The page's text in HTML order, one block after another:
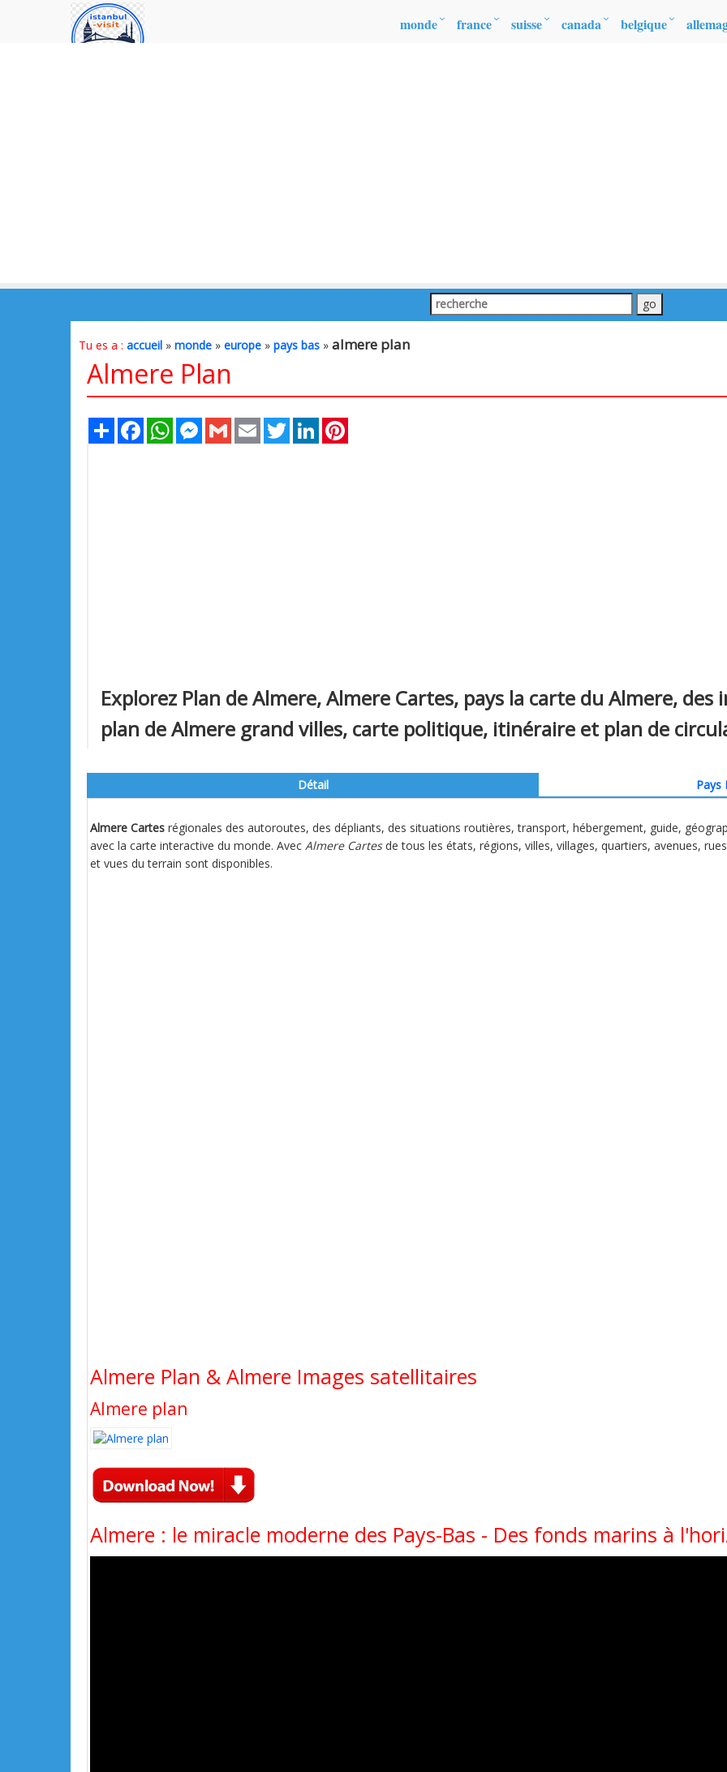
monde france suisse canada belgique
Tu es a : accueil » monde » europe » pays bas » almere plan
Almere Plan
Share FacebookWhatsAppMessenger
Gmail Email TwitterLinkedIn
Explorez Plan de Almere, Almere Cartes, pays la carte du Almere,
plan de Almere grand villes, carte politique, itinéraire et plan de
Détail Pays
Almere Cartes régionales des autoroutes, des dépliants, des situations routières, transport, hébergement, guide,
avec la carte interactive du monde. Avec Almere Cartesde tous les états, régions, villes, villages, quartiers, avenues,
et vues du terrain sont disponibles.
Almere Plan & Almere Images satellitaires
Almere plan
Almere : le miracle moderne des Pays-Bas - Des fonds marins à